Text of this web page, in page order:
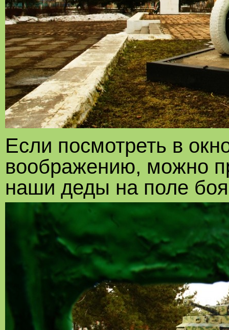
Если посмотреть в
воображению, можно
наши деды на поле